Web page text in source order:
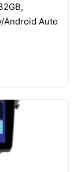
Android Auto